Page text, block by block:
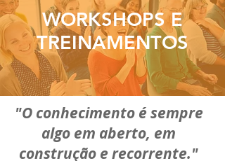
WORKSHOPS E
TREINAMENTOS
"O conhecimento é sempre
algo em aberto, em
construção e recorrente."